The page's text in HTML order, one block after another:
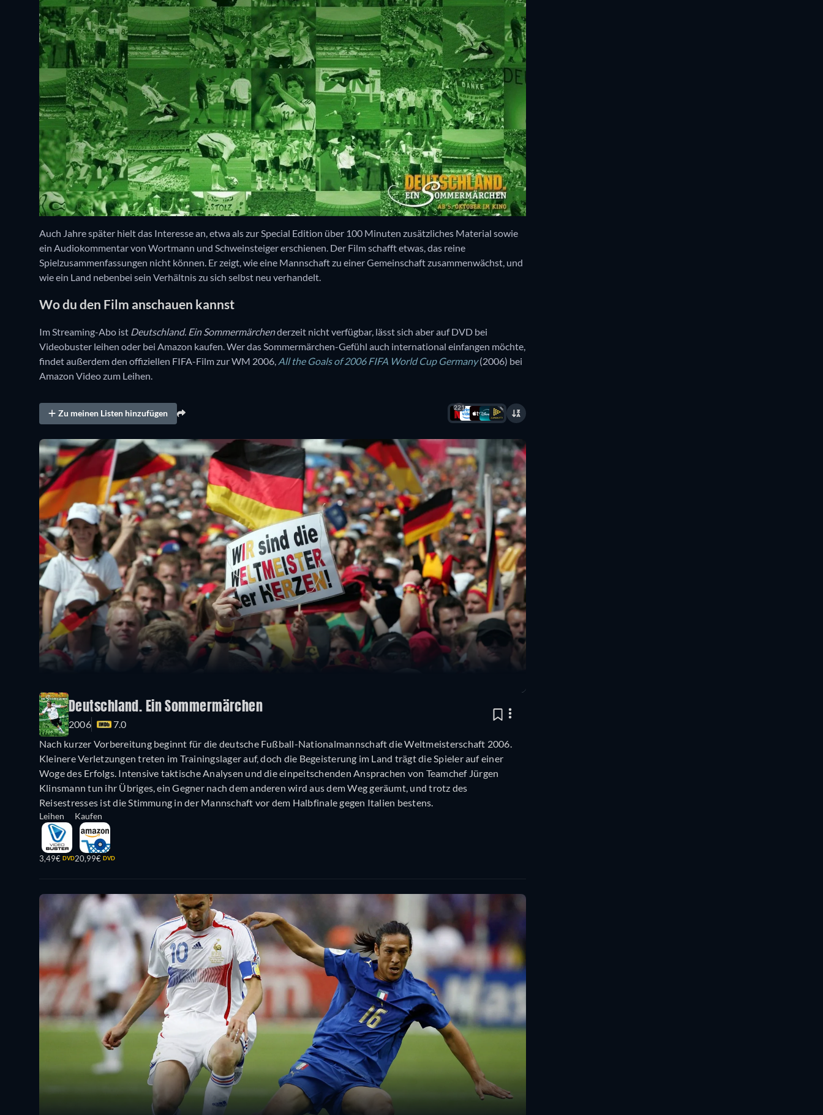
Auch Jahre später hielt das Interesse an, etwa als zur Special Edition über 100 Minuten zusätzliches Material sowie
ein Audiokommentar von Wortmann und Schweinsteiger erschienen. Der Film schafft etwas, das reine
Spielzusammenfassungen nicht können. Er zeigt, wie eine Mannschaft zu einer Gemeinschaft zusammenwächst, und
wie ein Land nebenbei sein Verhältnis zu sich selbst neu verhandelt.
Wo du den Film anschauen kannst
Im Streaming-Abo ist Deutschland. Ein Sommermärchenderzeit nicht verfügbar, lässt sich aber auf DVD bei
Videobuster leihen oder bei Amazon kaufen. Wer das Sommermärchen-Gefühl auch international einfangen möchte,
findet außerdem den offiziellen FIFA-Film zur WM 2006, All the Goals of 2006 FIFA World Cup Germany(2006) bei
Amazon Video zum Leihen.
Zu meinen Listen hinzufügen
221
Deutschland. Ein Sommermärchen
2006
7.0
Nach kurzer Vorbereitung beginnt für die deutsche Fußball-Nationalmannschaft die Weltmeisterschaft 2006.
Kleinere Verletzungen treten im Trainingslager auf, doch die Begeisterung im Land trägt die Spieler auf einer
Woge des Erfolgs. Intensive taktische Analysen und die einpeitschenden Ansprachen von Teamchef Jürgen
Klinsmann tun ihr Übriges, ein Gegner nach dem anderen wird aus dem Weg geräumt, und trotz des
Reisestresses ist die Stimmung in der Mannschaft vor dem Halbfinale gegen Italien bestens.
Leihen
3,49€ DVD
Kaufen
20,99€ DVD